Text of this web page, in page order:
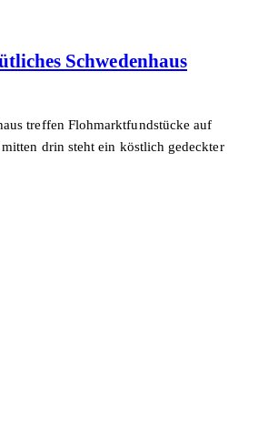
Schwedenhaus
treffen Flohmarktfundstücke auf
mitten drin steht ein köstlich gedeckter